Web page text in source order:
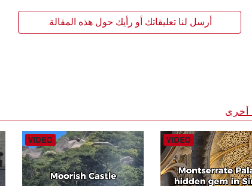
أرسل لنا تعليقاتك أو رأيك حول هذه المقالة.
أخرى